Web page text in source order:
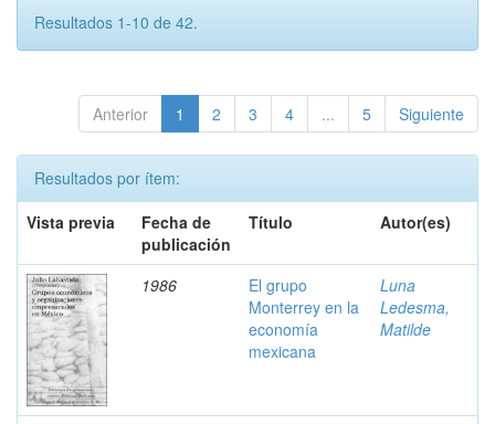
Resultados 1-10 de 42.
Anterior 1 2 3 4 ... 5 Siguiente
Resultados por ítem:
Vista previa
Fecha de
publicación
Título Autor(es)
1986
El grupo
Monterrey en la
economía
mexicana
Luna
Ledesma,
Matilde